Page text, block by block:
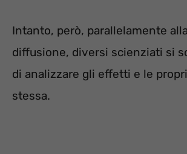
Intanto, però, parallelamente
diffusione, diversi scienziati si
di analizzare gli effetti e le
stessa.